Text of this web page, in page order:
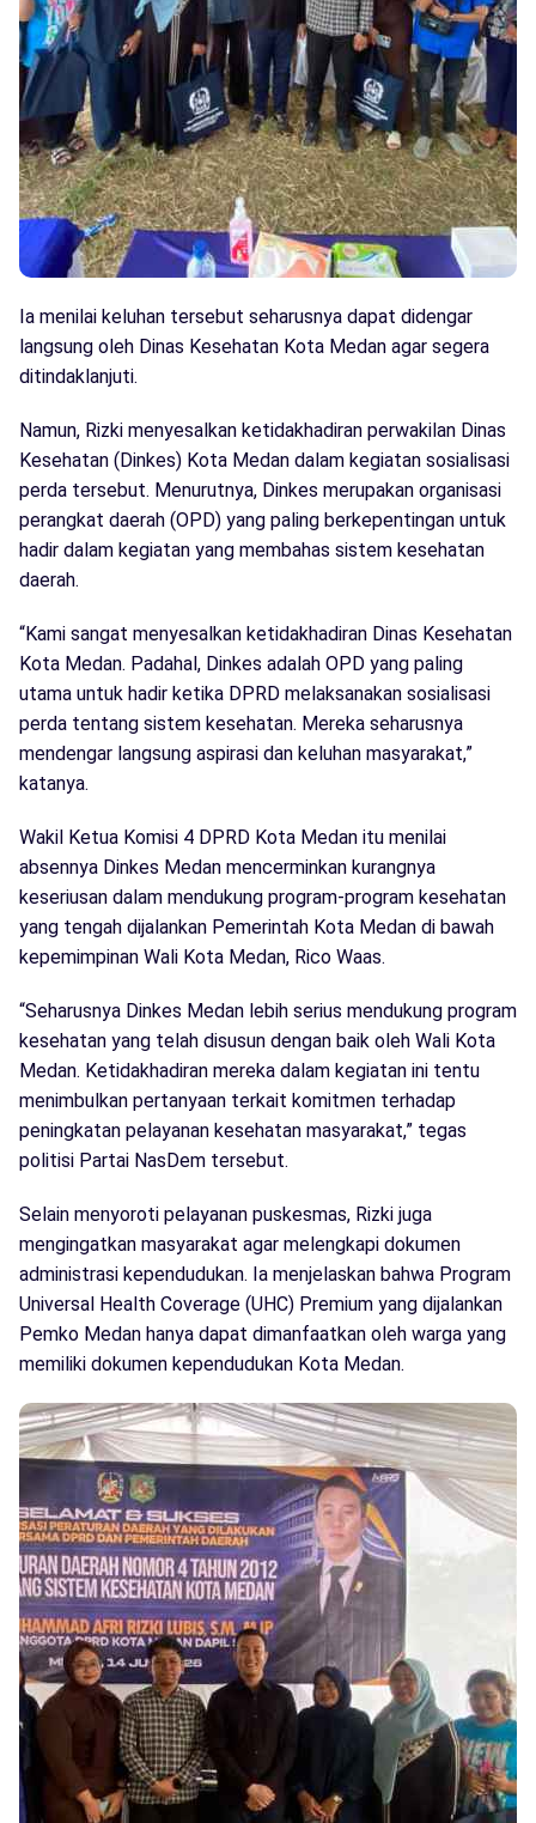
Ia menilai keluhan tersebut seharusnya dapat didengar
langsung oleh Dinas Kesehatan Kota Medan agar segera
ditindaklanjuti.
Namun, Rizki menyesalkan ketidakhadiran perwakilan Dinas
Kesehatan (Dinkes) Kota Medan dalam kegiatan sosialisasi
perda tersebut. Menurutnya, Dinkes merupakan organisasi
perangkat daerah (OPD) yang paling berkepentingan untuk
hadir dalam kegiatan yang membahas sistem kesehatan
daerah.
“Kami sangat menyesalkan ketidakhadiran Dinas Kesehatan
Kota Medan. Padahal, Dinkes adalah OPD yang paling
utama untuk hadir ketika DPRD melaksanakan sosialisasi
perda tentang sistem kesehatan. Mereka seharusnya
mendengar langsung aspirasi dan keluhan masyarakat,”
katanya.
Wakil Ketua Komisi 4 DPRD Kota Medan itu menilai
absennya Dinkes Medan mencerminkan kurangnya
keseriusan dalam mendukung program-program kesehatan
yang tengah dijalankan Pemerintah Kota Medan di bawah
kepemimpinan Wali Kota Medan, Rico Waas.
“Seharusnya Dinkes Medan lebih serius mendukung program
kesehatan yang telah disusun dengan baik oleh Wali Kota
Medan. Ketidakhadiran mereka dalam kegiatan ini tentu
menimbulkan pertanyaan terkait komitmen terhadap
peningkatan pelayanan kesehatan masyarakat,” tegas
politisi Partai NasDem tersebut.
Selain menyoroti pelayanan puskesmas, Rizki juga
mengingatkan masyarakat agar melengkapi dokumen
administrasi kependudukan. Ia menjelaskan bahwa Program
Universal Health Coverage (UHC) Premium yang dijalankan
Pemko Medan hanya dapat dimanfaatkan oleh warga yang
memiliki dokumen kependudukan Kota Medan.